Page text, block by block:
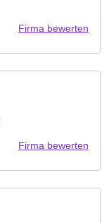
Firma bewerten
Firma bewerten